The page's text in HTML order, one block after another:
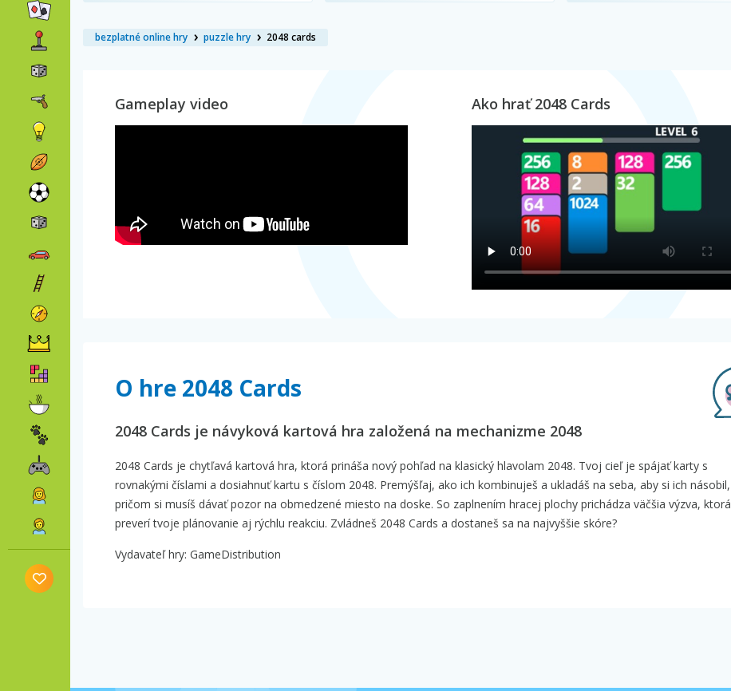
bezplatné online hry puzzle hry 2048 cards
Gameplay video Ako hrať 2048 Cards
O hre 2048 Cards
2048 Cards je návyková kartová hra založená na mechanizme 2048
2048 Cards je chytľavá kartová hra, ktorá prináša nový pohľad na klasický hlavolam 2048. Tvoj cieľ je spájať karty s
rovnakými číslami a dosiahnuť kartu s číslom 2048. Premýšľaj, ako ich kombinuješ a ukladáš na seba, aby si ich násobil,
pričom si musíš dávať pozor na obmedzené miesto na doske. So zaplnením hracej plochy prichádza väčšia výzva, ktorá
preverí tvoje plánovanie aj rýchlu reakciu. Zvládneš 2048 Cards a dostaneš sa na najvyššie skóre?
Vydavateľ hry: GameDistribution